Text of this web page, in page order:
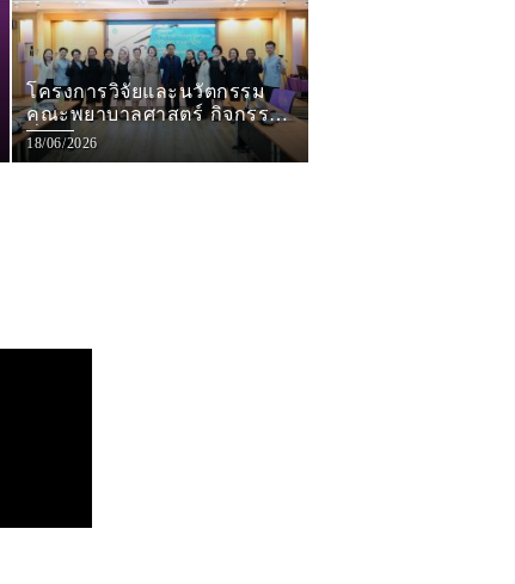
โครงการวิจัยและนวัตกรรม
คณะพยาบาลศาสตร์ กิจกรรม
ที่ 4 การส่งเสริมการพัฒนา
นวัตกรรมทางการพยาบาล
18/06/2026